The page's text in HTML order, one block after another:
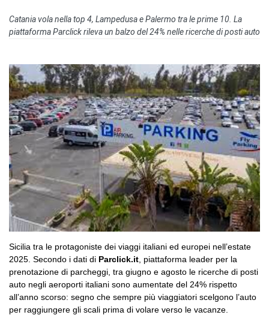
Catania vola nella top 4, Lampedusa e Palermo tra le prime 10. La
piattaforma Parclick rileva un balzo del 24% nelle ricerche di posti auto
Sicilia tra le protagoniste dei viaggi italiani ed europei nell’estate
2025. Secondo i dati di Parclick.it , piattaforma leader per la
prenotazione di parcheggi, tra giugno e agosto le ricerche di posti
auto negli aeroporti italiani sono aumentate del 24% rispetto
all’anno scorso: segno che sempre più viaggiatori scelgono l’auto
per raggiungere gli scali prima di volare verso le vacanze.